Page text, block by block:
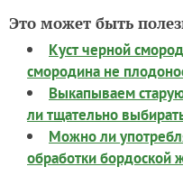
Это может быть
Куст черной
смородина не
Выкапываем
ли тщательно
Можно ли
обработки бордоской